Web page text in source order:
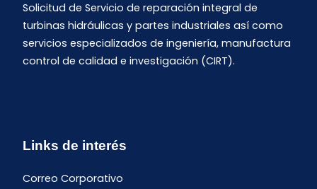
Solicitud de Servicio de reparación integral de
turbinas hidráulicas y partes industriales así como
servicios especializados de ingeniería, manufactura
control de calidad e investigación (CIRT).
Links de interés
Correo Corporativo